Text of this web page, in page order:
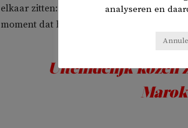
elkaar zitten: je krijgt heel veel spreektijd
moment dat het huis geblust wordt, moet
Uiteindelijk kozen
analyseren en